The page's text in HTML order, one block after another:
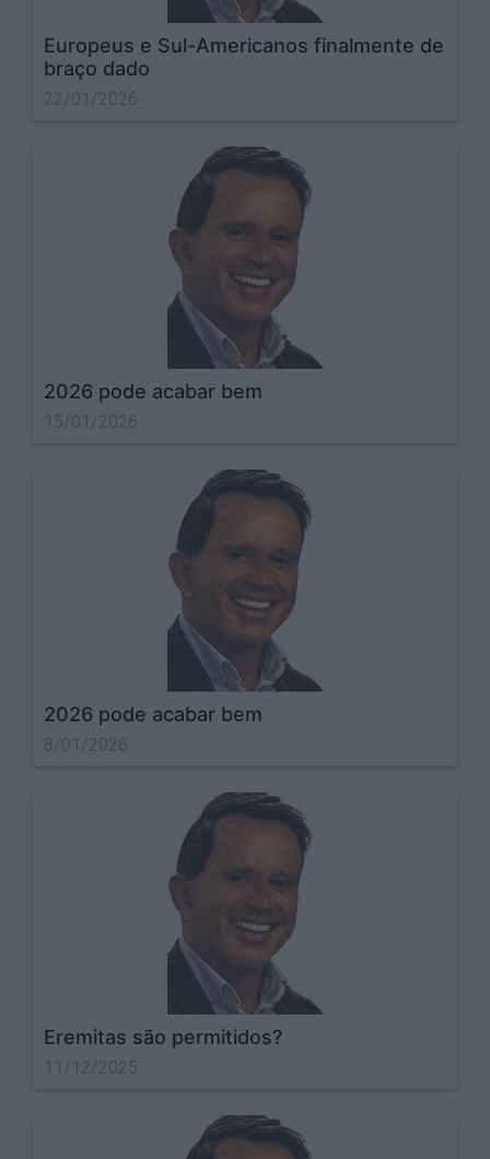
Europeus e Sul-Americanos finalmente de
braço dado
2026 pode acabar bem
2026 pode acabar bem
Eremitas são permitidos?